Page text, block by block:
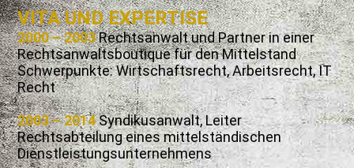
VITA UND EXPERTISE
2000 – 2003Rechtsanwalt und Partner in einer
Rechtsanwaltsboutique für den Mittelstand
Schwerpunkte: Wirtschaftsrecht, Arbeitsrecht, IT
Recht
2003 – 2014Syndikusanwalt, Leiter
Rechtsabteilung eines mittelständischen
Dienstleistungsunternehmens